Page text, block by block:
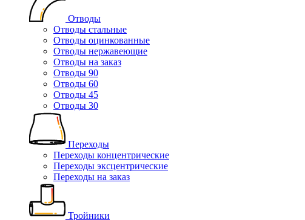
Отводы
Отводы стальные
Отводы оцинкованные
Отводы нержавеющие
Отводы на заказ
Отводы 90
Отводы 60
Отводы 45
Отводы 30
Переходы
Переходы концентрические
Переходы эксцентрические
Переходы на заказ
Тройники